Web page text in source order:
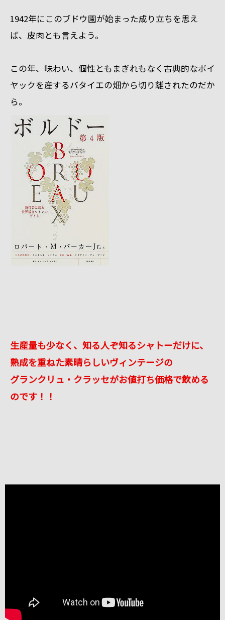
1942年にこのブドウ園が始まった成り立ちを思え
ば、皮肉とも言えよう。
この年、味わい、個性ともまぎれもなく古典的なポイ
ヤックを産するバタイエの畑から切り離されたのだか
ら。
生産量も少なく、知る人ぞ知るシャトーだけに、
熟成を重ねた素晴らしいヴィンテージの
グランクリュ・クラッセがお値打ち価格で飲める
のです！！